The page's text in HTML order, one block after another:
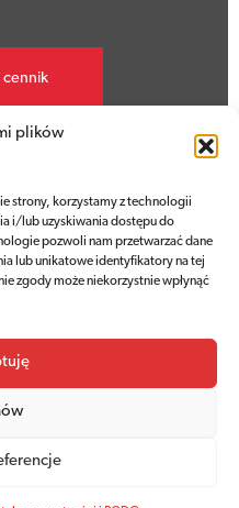
plików
strony, korzystamy z technologii
i/lub uzyskiwania dostępu do
pozwoli nam przetwarzać dane
lub unikatowe identyfikatory na tej
zgody może niekorzystnie wpłynąć
cennik
w godzinach
wizytę